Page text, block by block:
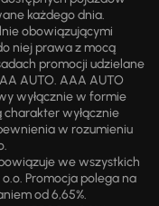
każdego dnia.
obowiązującymi
niej prawa z mocą
promocji udzielane
AUTO. AAA AUTO
wyłącznie w formie
wyłącznie
w rozumieniu
we wszystkich
Promocja polega na
od 6,65%.